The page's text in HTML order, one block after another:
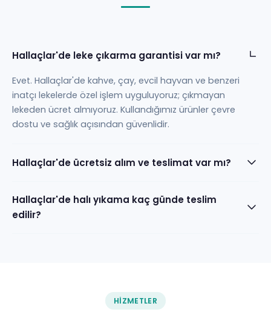
Hallaçlar'de leke çıkarma garantisi var mı?
Evet. Hallaçlar'de kahve, çay, evcil hayvan ve benzeri
inatçı lekelerde özel işlem uyguluyoruz; çıkmayan
lekeden ücret almıyoruz. Kullandığımız ürünler çevre
dostu ve sağlık açısından güvenlidir.
Hallaçlar'de ücretsiz alım ve teslimat var mı?
Hallaçlar'de halı yıkama kaç günde teslim
edilir?
HIZMETLER